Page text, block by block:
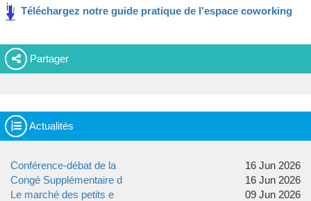
Téléchargez notre guide pratique de l'espace coworking
Partager
Actualités
Conférence-débat de la
16 Jun 2026
Congé Supplémentaire d
16 Jun 2026
Le marché des petits e
09 Jun 2026